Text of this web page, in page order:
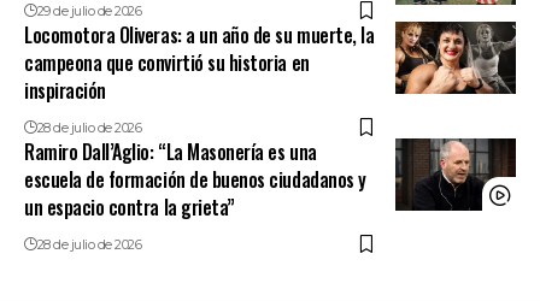
29 de julio de 2026
Locomotora Oliveras: a un año de su muerte, la
campeona que convirtió su historia en
inspiración
28 de julio de 2026
Ramiro Dall’Aglio: “La Masonería es una
escuela de formación de buenos ciudadanos y
un espacio contra la grieta”
28 de julio de 2026